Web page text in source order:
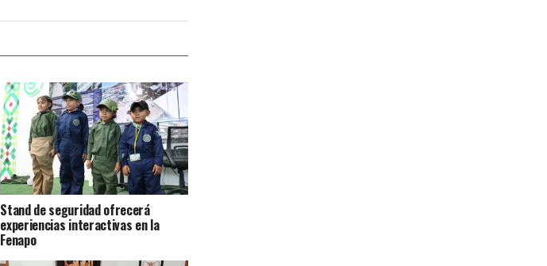
Stand de seguridad ofrecerá
experiencias interactivas en la
Fenapo